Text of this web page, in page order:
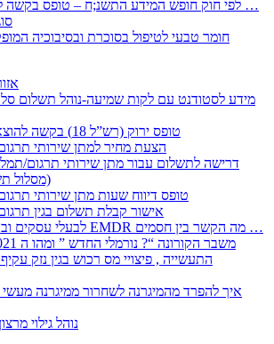
) 1998 ( לפי חוק חופש המידע התשנ;ח – טופס בקשה לקבלת …
חומר טבעי לטיפול בסוכרת ובסיבוכיה
טופס ירוק (רש”ל 18) בקשה להוצאת רישיון נהיגה
2352 – הצעת מחיר למתן שירותי
(מסלול
2356 – טופס דיווח שעות מתן שירותי
2357 – אישור קבלת תשלום בגין
– לבעלי עסקים ובעולם העבודה EMDR מה הקשר בין חסמים …
– משבר הקורונה “? נורמלי החדש ” ומהו ה 2021 איך תראה
נוהל גילוי